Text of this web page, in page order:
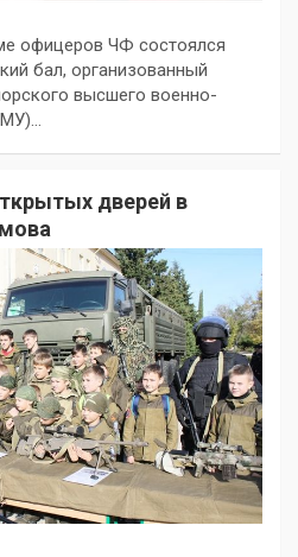
офицеров ЧФ состоялся
бал, организованный
высшего военно-
дверей в